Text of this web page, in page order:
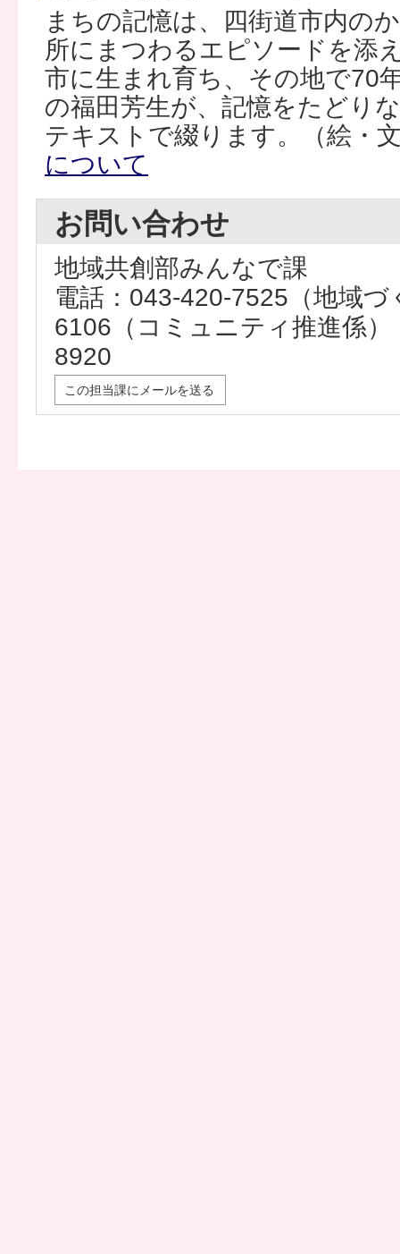
まちの記憶は、四街道市内の
所にまつわるエピソードを添
市に生まれ育ち、その地で70
の福田芳生が、記憶をたどり
テキストで綴ります。（絵・
について
お問い合わせ
地域共創部みんなで課
電話：043-420-7525（地域
6106（コミュニティ推進係
8920
この担当課にメールを送る